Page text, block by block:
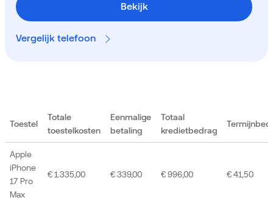
Bekijk
Vergelijk telefoon
Toestel
Totale
toestelkosten
Eenmalige
betaling
Totaal
kredietbedrag
Apple
iPhone
17 Pro
Max
€ 1.335,00 € 339,00 € 996,00 € 41,50